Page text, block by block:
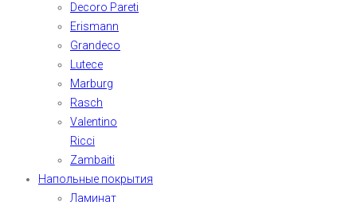
Decoro Pareti
Erismann
Grandeco
Lutece
Marburg
Rasch
Valentino
Ricci
Zambaiti
Напольные покрытия
Ламинат